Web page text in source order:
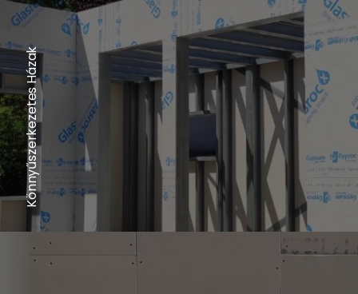
Könnyűszerkezetes Házak